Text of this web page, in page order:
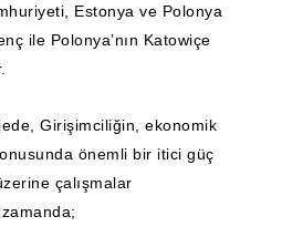
Estonya ve Polonya
ile Polonya’nın Katowiçe
Girişimciliğin, ekonomik
önemli bir itici güç
çalışmalar